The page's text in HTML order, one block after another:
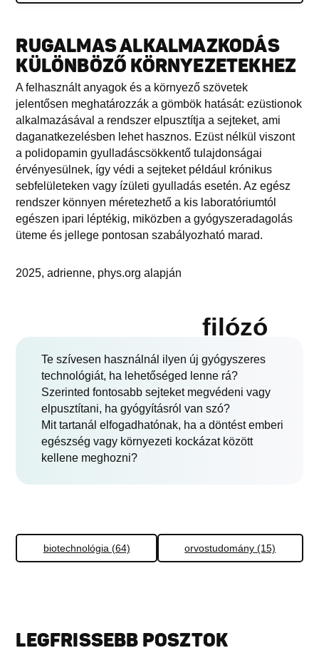
RUGALMAS ALKALMAZKODÁS
KÜLÖNBÖZŐ KÖRNYEZETEKHEZ
A felhasznált anyagok és a környező szövetek
jelentősen meghatározzák a gömbök hatását: ezüstionok
alkalmazásával a rendszer elpusztítja a sejteket, ami
daganatkezelésben lehet hasznos. Ezüst nélkül viszont
a polidopamin gyulladáscsökkentő tulajdonságai
érvényesülnek, így védi a sejteket például krónikus
sebfelületeken vagy ízületi gyulladás esetén. Az egész
rendszer könnyen méretezhető a kis laboratóriumtól
egészen ipari léptékig, miközben a gyógyszeradagolás
üteme és jellege pontosan szabályozható marad.
2025, adrienne, phys.org alapján
filózó
Te szívesen használnál ilyen új gyógyszeres
technológiát, ha lehetőséged lenne rá?
Szerinted fontosabb sejteket megvédeni vagy
elpusztítani, ha gyógyításról van szó?
Mit tartanál elfogadhatónak, ha a döntést emberi
egészség vagy környezeti kockázat között
kellene meghozni?
biotechnológia (64) orvostudomány (15)
LEGFRISSEBB POSZTOK